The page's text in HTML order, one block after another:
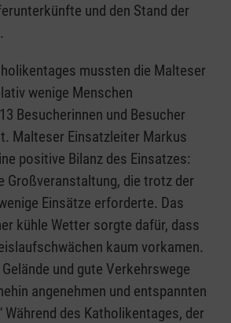
und den Stand der
mussten die Malteser
wenige Menschen
Besucherinnen und Besucher
Malteser Einsatzleiter Markus
positive Bilanz des Einsatzes:
Großveranstaltung, die trotz der
Einsätze erforderte. Das
kühle Wetter sorgte dafür, dass
kaum vorkamen.
und gute Verkehrswege
angenehmen und entspannten
Während des Katholikentages, der